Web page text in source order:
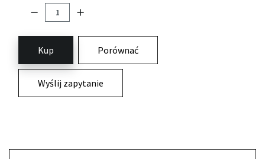
Kup Porównać
Wyślij zapytanie